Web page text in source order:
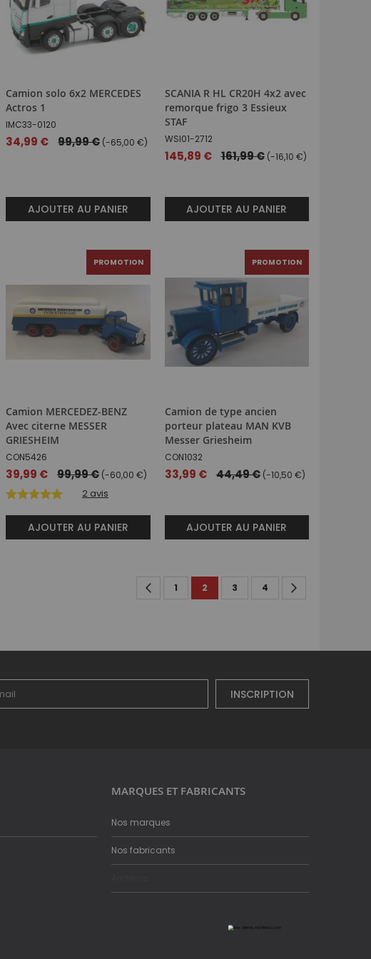
Camion solo 6x2 MERCEDES
Actros 1
IMC33-0120
Prix
34,99 € 99,99 € (-65,00 €)
AJOUTER AU PANIER
SCANIA R HL CR20H 4x2 avec
remorque frigo 3 Essieux
STAF
WSI01-2712
Prix
145,89 € 161,99 € (-16,10 €)
AJOUTER AU PANIER
PROMOTION
Camion MERCEDEZ-BENZ
Avec citerne MESSER
GRIESHEIM
CON5426
Prix
spécial
39,99 € 99,99 € (-60,00 €)
2 avis
AJOUTER AU PANIER
PROMOTION
Camion de type ancien
porteur plateau MAN KVB
Messer Griesheim
CON1032
Prix
33,99 € 44,49 € (-10,50 €)
AJOUTER AU PANIER
Page
Page
Précédent
Page
1 You're currently reading page
2 Page
3 Page
4
INSCRIPTION
MARQUES ET FABRICANTS
Nos marques
Nos fabricants